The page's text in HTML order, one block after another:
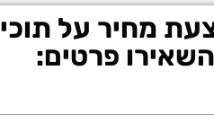
מחיר על תוכי
השאירו פרטים: